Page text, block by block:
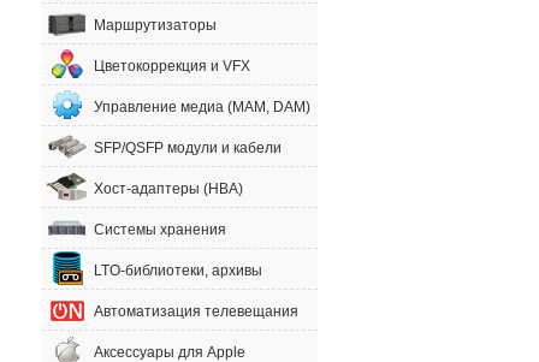
Маршрутизаторы
Цветокоррекция и VFX
Управление медиа (MAM, DAM)
SFP/QSFP модули и кабели
Хост-адаптеры (HBA)
Системы хранения
LTO-библиотеки, архивы
Автоматизация телевещания
Аксессуары для Apple